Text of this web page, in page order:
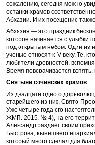
сожалению, сегодня можно
останки храмов
Абхазии. И их посещение
Абхазия — это праздник
которое начинается с улыбки
под открытым небом. Один из
ученые относят к IV веку. Те,
любители древностей,
Время поворачивается
Святыни сочинских храмов
Из двадцати одного
старейшего из них, Свято-
Уже четыре года его
ЖМП. 2015. № 4), на его
Александр раздает своим
Быстрова, нынешнего
который много сделал для